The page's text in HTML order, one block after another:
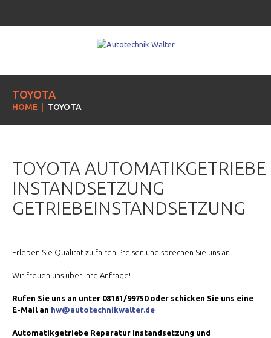
TOYOTA
HOME TOYOTA
TOYOTA AUTOMATIKGETRIEBE
INSTANDSETZUNG
GETRIEBEINSTANDSETZUNG
Erleben Sie Qualität zu fairen Preisen und sprechen Sie uns an.
Wir freuen uns über Ihre Anfrage!
Rufen Sie uns an unter 08161/99750 oder schicken Sie uns eine
E-Mail an hw@autotechnikwalter.de
Automatikgetriebe Reparatur Instandsetzung und